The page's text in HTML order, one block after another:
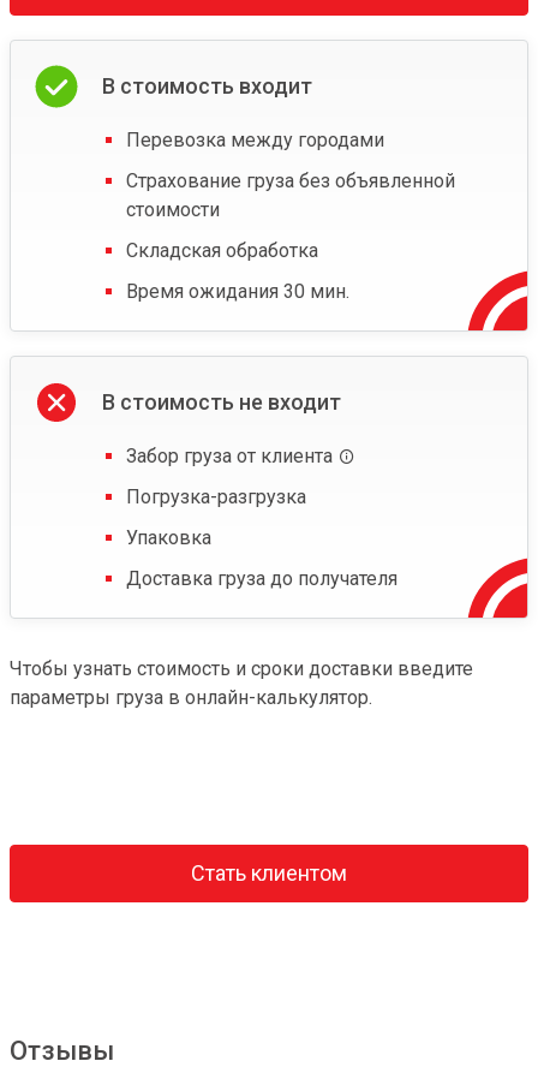
В стоимость входит
Перевозка между городами
Страхование груза без объявленной
стоимости
Складская обработка
Время ожидания 30 мин.
В стоимость не входит
Забор груза от клиента
Погрузка-разгрузка
Упаковка
Доставка груза до получателя
Чтобы узнать стоимость и сроки доставки введите
параметры груза в онлайн-калькулятор.
Стать клиентом
Отзывы